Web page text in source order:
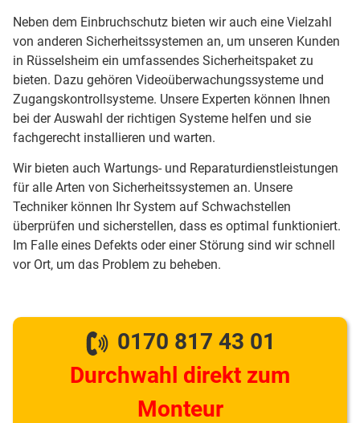
Neben dem Einbruchschutz bieten wir auch eine Vielzahl
von anderen Sicherheitssystemen an, um unseren Kunden
in Rüsselsheim ein umfassendes Sicherheitspaket zu
bieten. Dazu gehören Videoüberwachungssysteme und
Zugangskontrollsysteme. Unsere Experten können Ihnen
bei der Auswahl der richtigen Systeme helfen und sie
fachgerecht installieren und warten.
Wir bieten auch Wartungs- und Reparaturdienstleistungen
für alle Arten von Sicherheitssystemen an. Unsere
Techniker können Ihr System auf Schwachstellen
überprüfen und sicherstellen, dass es optimal funktioniert.
Im Falle eines Defekts oder einer Störung sind wir schnell
vor Ort, um das Problem zu beheben.
0170 817 43 01
Durchwahl direkt zum
Monteur